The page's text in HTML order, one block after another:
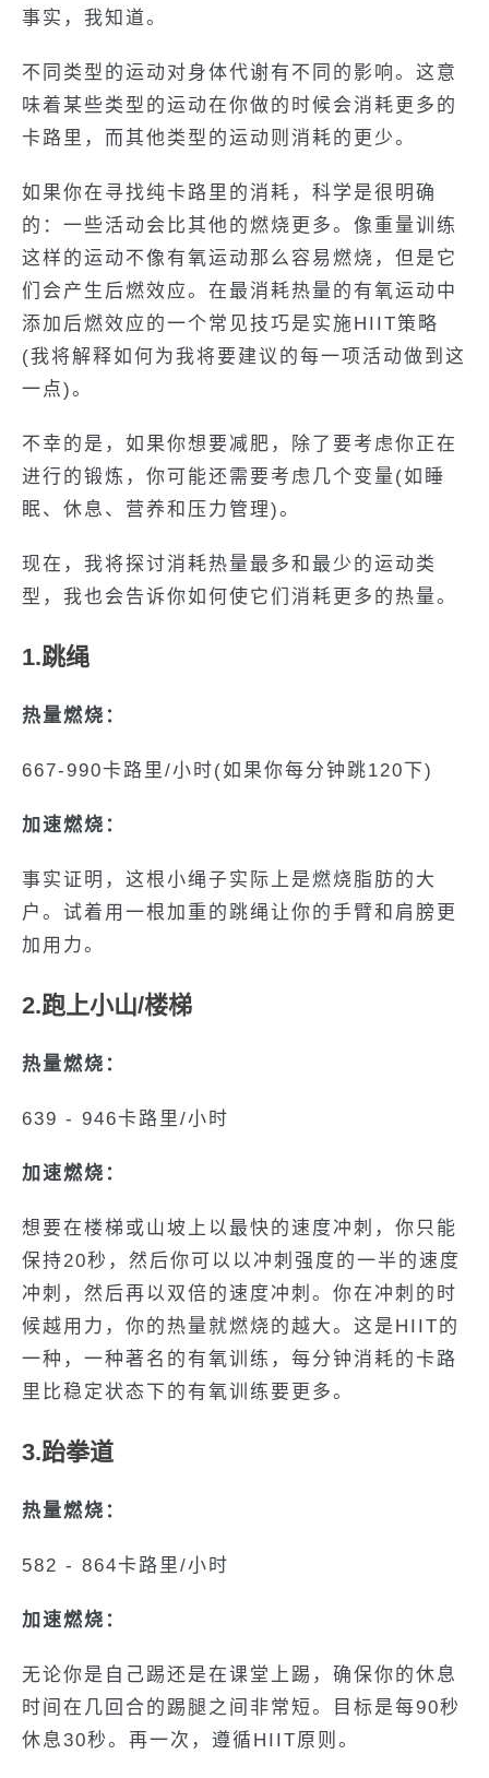
事实，我知道。
不同类型的运动对身体代谢有不同的影响。这意
味着某些类型的运动在你做的时候会消耗更多的
卡路里，而其他类型的运动则消耗的更少。
如果你在寻找纯卡路里的消耗，科学是很明确
的：一些活动会比其他的燃烧更多。像重量训练
这样的运动不像有氧运动那么容易燃烧，但是它
们会产生后燃效应。在最消耗热量的有氧运动中
添加后燃效应的一个常见技巧是实施HIIT策略
(我将解释如何为我将要建议的每一项活动做到这
一点)。
不幸的是，如果你想要减肥，除了要考虑你正在
进行的锻炼，你可能还需要考虑几个变量(如睡
眠、休息、营养和压力管理)。
现在，我将探讨消耗热量最多和最少的运动类
型，我也会告诉你如何使它们消耗更多的热量。
1.跳绳
热量燃烧：
667-990卡路里/小时(如果你每分钟跳120下)
加速燃烧：
事实证明，这根小绳子实际上是燃烧脂肪的大
户。试着用一根加重的跳绳让你的手臂和肩膀更
加用力。
2.跑上小山/楼梯
热量燃烧：
639 - 946卡路里/小时
加速燃烧：
想要在楼梯或山坡上以最快的速度冲刺，你只能
保持20秒，然后你可以以冲刺强度的一半的速度
冲刺，然后再以双倍的速度冲刺。你在冲刺的时
候越用力，你的热量就燃烧的越大。这是HIIT的
一种，一种著名的有氧训练，每分钟消耗的卡路
里比稳定状态下的有氧训练要更多。
3.跆拳道
热量燃烧：
582 - 864卡路里/小时
加速燃烧：
无论你是自己踢还是在课堂上踢，确保你的休息
时间在几回合的踢腿之间非常短。目标是每90秒
休息30秒。再一次，遵循HIIT原则。